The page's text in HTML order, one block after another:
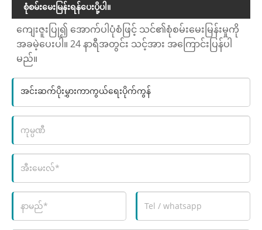
စုံစမ်းမေးမြန်းရန်ပေးပို့ပါ။
ကျေးဇူးပြု၍ အောက်ပါပုံစံဖြင့် သင်၏စုံစမ်းမေးမြန်းမှုကို
အခမဲ့ပေးပါ။ 24 နာရီအတွင်း သင့်အား အကြောင်းပြန်ပါ
မည်။